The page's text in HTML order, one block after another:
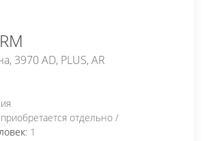
3970 AD, PLUS, AR
отдельно /
: 1